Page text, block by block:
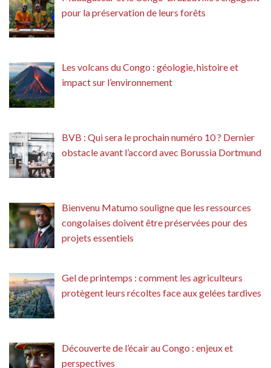
pour la préservation de leurs forêts
Les volcans du Congo : géologie, histoire et
impact sur l’environnement
BVB : Qui sera le prochain numéro 10 ? Dernier
obstacle avant l’accord avec Borussia Dortmund
Bienvenu Matumo souligne que les ressources
congolaises doivent être préservées pour des
projets essentiels
Gel de printemps : comment les agriculteurs
protègent leurs récoltes face aux gelées tardives
Découverte de l’écair au Congo : enjeux et
perspectives